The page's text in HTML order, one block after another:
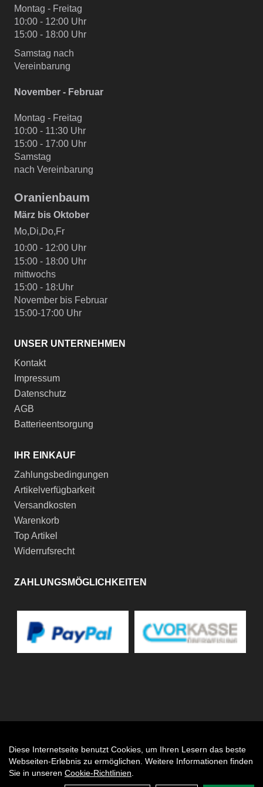
Montag - Freitag
10:00 - 12:00 Uhr
15:00 - 18:00 Uhr
Samstag nach
Vereinbarung
November - Februar
Montag - Freitag
10:00 - 11:30 Uhr
15:00 - 17:00 Uhr
Samstag
nach Vereinbarung
Oranienbaum
März bis Oktober
Mo,Di,Do,Fr
10:00 - 12:00 Uhr
15:00 - 18:00 Uhr
mittwochs
15:00 - 18:Uhr
November bis Februar
15:00-17:00 Uhr
UNSER UNTERNEHMEN
Kontakt
Impressum
Datenschutz
AGB
Batterieentsorgung
IHR EINKAUF
Zahlungsbedingungen
Artikelverfügbarkeit
Versandkosten
Warenkorb
Top Artikel
Widerrufsrecht
ZAHLUNGSMÖGLICHKEITEN
Diese Internetseite benutzt Cookies, um Ihren Lesern das beste
Webseiten-Erlebnis zu ermöglichen. Weitere Informationen finden
Sie in unseren Cookie-Richtlinien
Auftrag widerrufen